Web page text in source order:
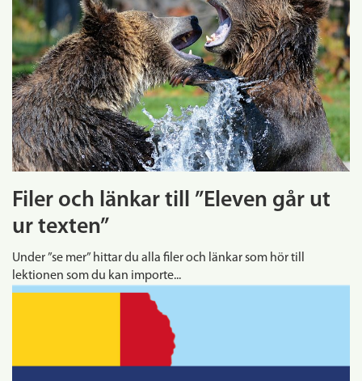
Filer och länkar till ”Eleven går ut
ur texten”
Under ”se mer” hittar du alla filer och länkar som hör till
lektionen som du kan importe...